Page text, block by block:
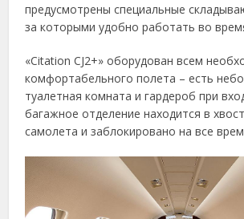
предусмотрены специальные
за которыми удобно работать во
«Citation CJ2+» оборудован всем
комфортабельного полета – есть
туалетная комната и гардероб при
багажное отделение находится в
самолета и заблокировано на все